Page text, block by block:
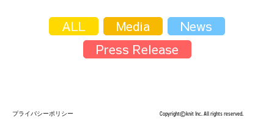
採用情報トップ チームインタビュー01
ALL Media
News
Press Release
プライバシーポリシー Copyright©knit Inc. All rights reserved.